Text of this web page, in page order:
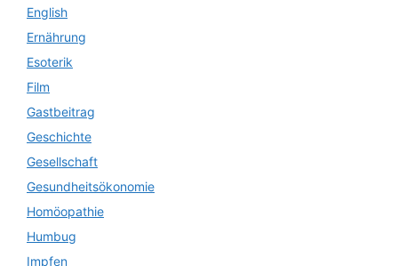
English
Ernährung
Esoterik
Film
Gastbeitrag
Geschichte
Gesellschaft
Gesundheitsökonomie
Homöopathie
Humbug
Impfen